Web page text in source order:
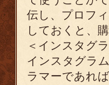
伝し、プロフ
しておくと、
＜インスタグ
インスタグラ
ラマーであれ